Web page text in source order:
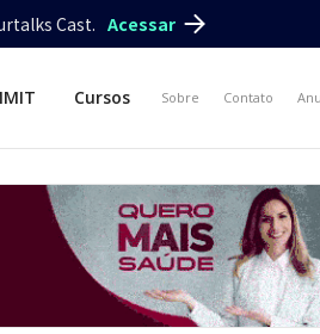
Cast. Acessar
Cursos Sobre Contato